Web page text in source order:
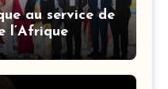
au service de
l’Afrique